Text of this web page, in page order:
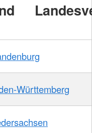
Württemberg